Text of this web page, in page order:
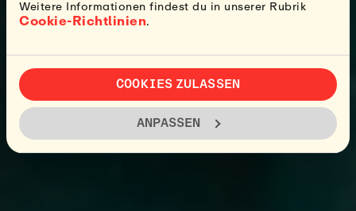
Weitere Informationen findest du in unserer Rubrik
Cookie-Richtlinien.
COOKIES ZULASSEN
ANPASSEN